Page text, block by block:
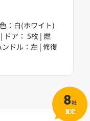
：白(ホワイト)
ドア： 5枚 | 燃
ドル：左 | 修復
8社
査定